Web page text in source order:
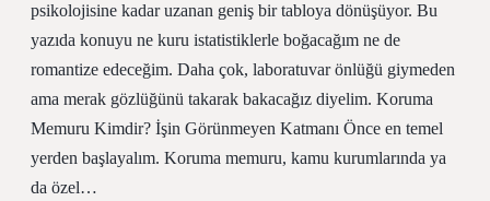
psikolojisine kadar uzanan geniş bir tabloya dönüşüyor. Bu
yazıda konuyu ne kuru istatistiklerle boğacağım ne de
romantize edeceğim. Daha çok, laboratuvar önlüğü giymeden
ama merak gözlüğünü takarak bakacağız diyelim. Koruma
Memuru Kimdir? İşin Görünmeyen Katmanı Önce en temel
yerden başlayalım. Koruma memuru, kamu kurumlarında ya
da özel…